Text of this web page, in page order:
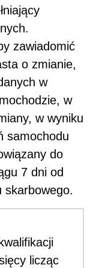
zawiadomić
o zmianie,
w
w
w wyniku
samochodu
do
7 dni od
skarbowego.
licząc